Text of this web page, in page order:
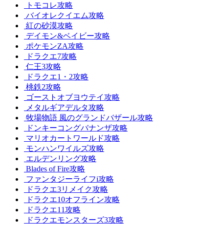
トモコレ攻略
バイオレクイエム攻略
紅の砂漠攻略
デイモン&ベイビー攻略
ポケモンZA攻略
ドラクエ7攻略
仁王3攻略
ドラクエ1・2攻略
桃鉄2攻略
ゴーストオブヨウテイ攻略
メタルギアデルタ攻略
牧場物語 風のグランドバザール攻略
ドンキーコングバナンザ攻略
マリオカートワールド攻略
モンハンワイルズ攻略
エルデンリング攻略
Blades of Fire攻略
ファンタジーライフi攻略
ドラクエ3リメイク攻略
ドラクエ10オフライン攻略
ドラクエ11攻略
ドラクエモンスターズ3攻略